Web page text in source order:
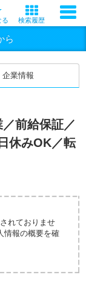
る 検索履歴
ら
企業情報
前給保証／
休みOK／転
れておりませ
情報の概要を確